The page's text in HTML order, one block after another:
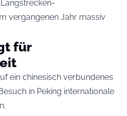
vergangenen Jahr massiv
für
ein chinesisch verbundenes
in Peking internationale